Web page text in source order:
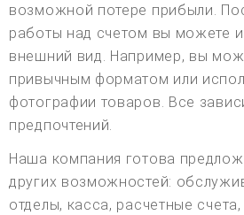
возможной потере прибыли.
работы над счетом вы можете
внешний вид. Например, вы
привычным форматом или
фотографии товаров. Все
предпочтений.
Наша компания готова
других возможностей:
отделы, касса, расчетные счета,